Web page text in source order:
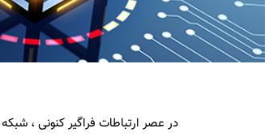
در عصر ارتباطات فراگیر کنونی ،